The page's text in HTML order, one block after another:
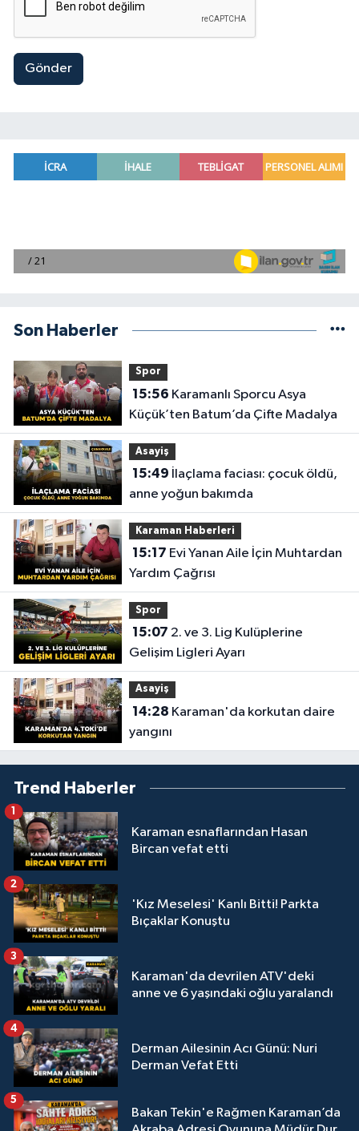
Gönder
Son Haberler
Spor
15:56
Küçük’ten Batum’da Çifte Madalya
Asayiş
15:49
anne yoğun bakımda
Karaman Haberleri
15:17
Yardım Çağrısı
Spor
15:07
Gelişim Ligleri Ayarı
Asayiş
14:28
yangını
Trend Haberler
Karaman esnaflarından Hasan
Bircan vefat etti
1
'Kız Meselesi' Kanlı Bitti! Parkta
Bıçaklar Konuştu
2
Karaman'da devrilen ATV'deki
anne ve 6 yaşındaki oğlu yaralandı
3
Derman Ailesinin Acı Günü: Nuri
Derman Vefat Etti
4
Bakan Tekin'e Rağmen Karaman’da
5